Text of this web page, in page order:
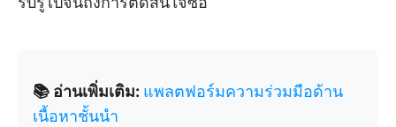
📚 อ่านเพิ่มเติม: แพลตฟอร์มความร่วมมือด้าน
เนื้อหาชั้นนำ